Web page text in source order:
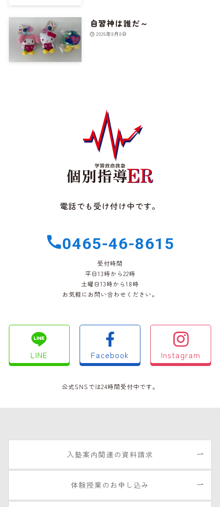
自習神は誰だ～
2026年8月8日
電話でも受け付け中です。
0465-46-8615
受付時間
平日13時から22時
土曜日13時から18時
お気軽にお問い合わせください。
LINE Facebook Instagram
公式SNSでは24時間受付中です。
入塾案内関連の資料請求
体験授業のお申し込み